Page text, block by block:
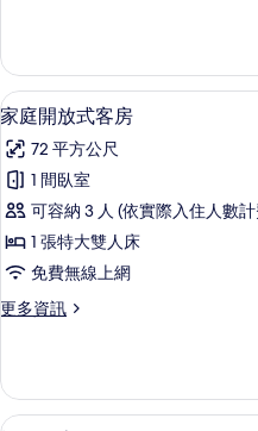
相
片
客
房
的
詳
情
顯
示
家
庭
開
放
式
客
的
所
5
家庭開放式客房
72 平方公尺
1 間臥室
可容納 3 人 (依實際入住人數
1 張特大雙人床
免費無線上網
更多資訊
更
開
放